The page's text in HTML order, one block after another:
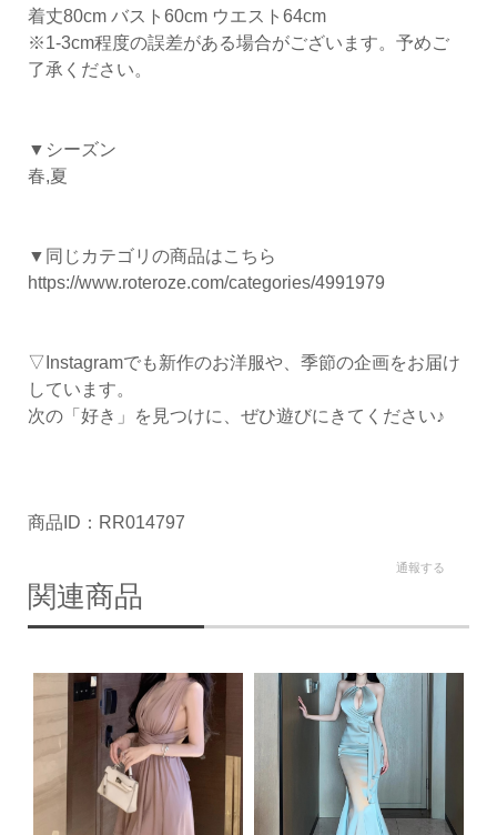
着丈80cm バスト60cm ウエスト64cm
※1-3cm程度の誤差がある場合がございます。予めご
了承ください。
▼シーズン
春,夏
▼同じカテゴリの商品はこちら
https://www.roteroze.com/categories/4991979
▽Instagramでも新作のお洋服や、季節の企画をお届け
しています。
次の「好き」を見つけに、ぜひ遊びにきてください♪
商品ID：RR014797
通報する
関連商品